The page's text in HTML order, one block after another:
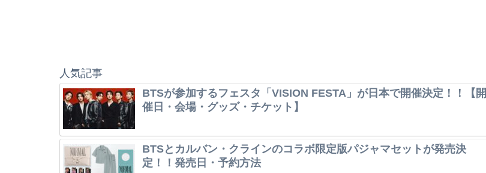
人気記事
BTSが参加するフェスタ「VISION FESTA」が日本で開催決定！！【開
催日・会場・グッズ・チケット】
BTSとカルバン・クラインのコラボ限定版パジャマセットが発売決
定！！発売日・予約方法